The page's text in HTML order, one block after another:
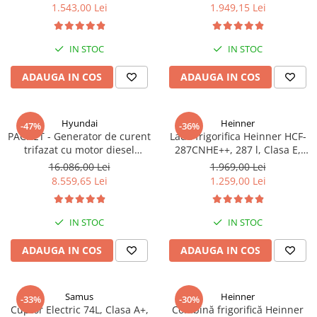
functionare convertibila
(frigider/congelator), 1 cos,
alb
1.543,00 Lei
IN STOC
ADAUGA IN COS
Clasa A++, 15 programe,
Display LED, Program Baby
Care, Functie anti-sifonare
1.949,15 Lei
IN STOC
ADAUGA IN COS
-47% Hyundai
PACHET - Generator de curent
trifazat cu motor diesel
Hyundai DHY8600SE-T, putere
motor 12 CP, Putere maxima
7.9 kVA, tensiune 380 / 220 V +
Automatizare trifazata ATS12-
3P
16.086,00 Lei
8.559,65 Lei
IN STOC
ADAUGA IN COS
-36% Heinner
Lada frigorifica Heinner HCF-
287CNHE++, 287 l, Clasa E,
Compresor inverter, Iluminare
LED, Functionalitate frigider,
Alb
1.969,00 Lei
1.259,00 Lei
IN STOC
ADAUGA IN COS
-33% Samus
Cuptor Electric 74L, Clasa A+,
-30% Heinner
Combină frigorifică Heinner